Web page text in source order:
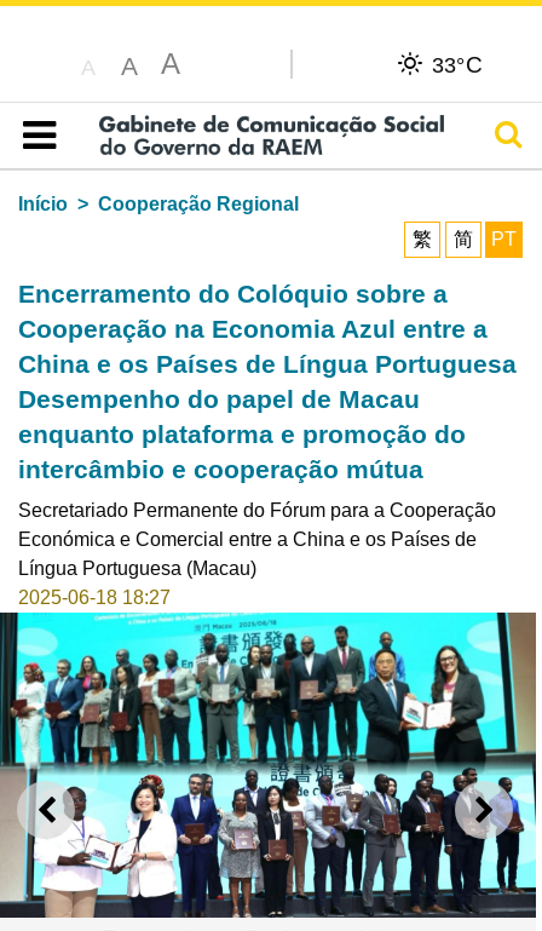
A A A 33°C
Índice
Início
Cooperação Regional
繁
简 PT
Encerramento do Colóquio sobre a
Cooperação na Economia Azul entre a
China e os Países de Língua Portuguesa
Desempenho do papel de Macau
enquanto plataforma e promoção do
intercâmbio e cooperação mútua
Secretariado Permanente do Fórum para a Cooperação
Económica e Comercial entre a China e os Países de
Língua Portuguesa (Macau)
2025-06-18 18:27
ANTERIOR